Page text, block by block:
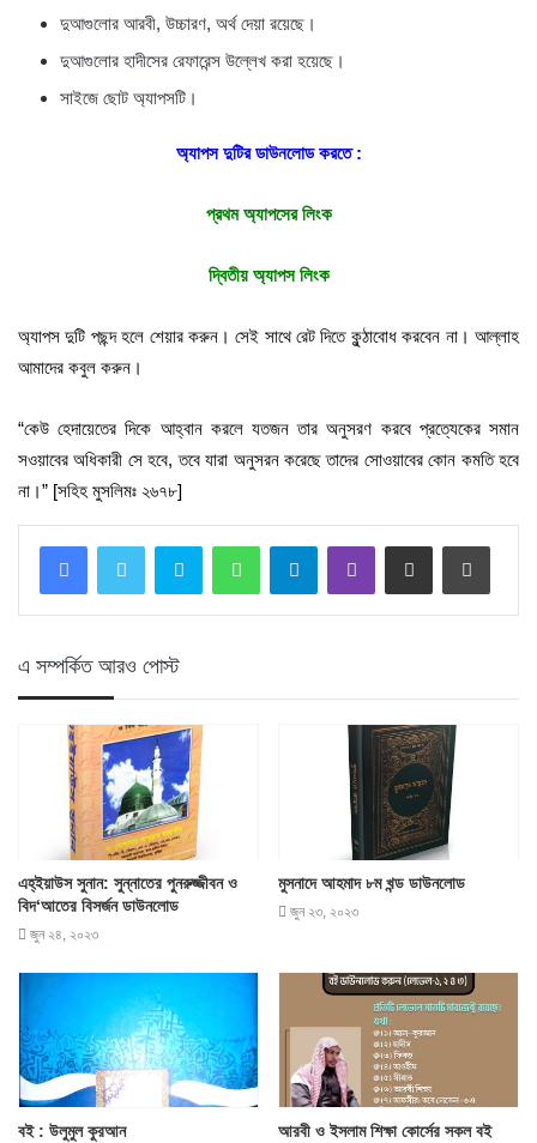
দুআগুলোর আরবী, উচ্চারণ, অর্থ দেয়া রয়েছে।
দুআগুলোর হাদীসের রেফারেন্স উল্লেখ করা হয়েছে।
সাইজে ছোট অ্যাপসটি।
অ্যাপস দুটির ডাউনলোড করতে :
প্রথম অ্যাপসের লিংক
দ্বিতীয় অ্যাপস লিংক
অ্যাপস দুটি পছন্দ হলে শেয়ার করুন। সেই সাথে রেট দিতে কুন্ঠাবোধ করবেন না। আল্লাহ
আমাদের কবুল করুন।
“কেউ হেদায়েতের দিকে আহ্বান করলে যতজন তার অনুসরণ করবে প্রত্যেকের সমান
সওয়াবের অধিকারী সে হবে, তবে যারা অনুসরন করেছে তাদের সোওয়াবের কোন কমতি হবে
না।” [সহিহ মুসলিমঃ ২৬৭৮]
Skype WhatsAppTelegramViber Share via Email Print
এ সম্পর্কিত আরও পোস্ট
এহ্‌ইয়াউস সুনান: সুন্নাতের পুনরুজ্জীবন ও
বিদ‘আতের বিসর্জন ডাউনলোড
জুন ২৪, ২০২৩
মুসনাদে আহমাদ ৮ম খন্ড ডাউনলোড
জুন ২৩, ২০২৩
বই : উলুমুল কুরআন
আরবী ও ইসলাম শিক্ষা কোর্সের সকল বই